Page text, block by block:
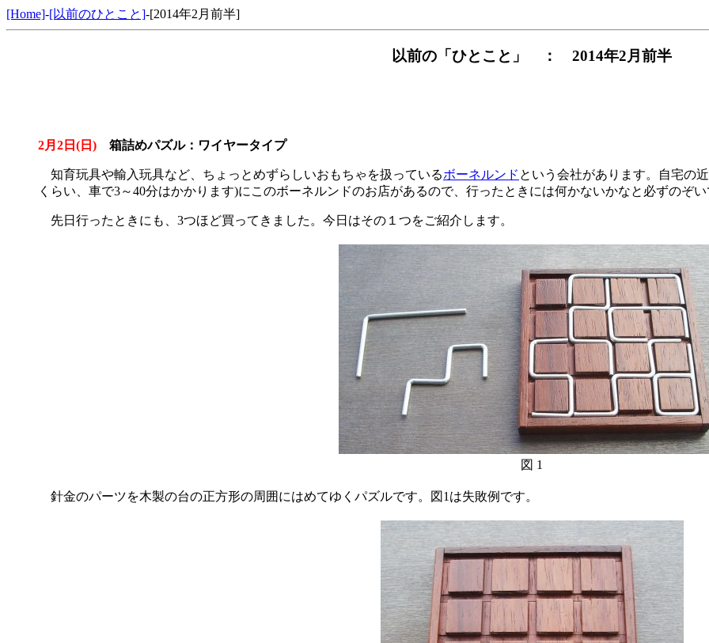
[Home]-[以前のひとこと]-[2014年2月前半]
以前の「ひとこと」 ： 2014年2月前半
2月2日(日) 箱詰めパズル：ワイヤータイプ
知育玩具や輸入玩具など、ちょっとめずらしいおもちゃを扱っているボーネルンド という会社があります。自宅の
くらい、車で3～40分はかかります)にこのボーネルンドのお店があるので、行ったときには何かないかなと必ずのぞ
先日行ったときにも、3つほど買ってきました。今日はその１つをご紹介します。
図 1
針金のパーツを木製の台の正方形の周囲にはめてゆくパズルです。図1は失敗例です。